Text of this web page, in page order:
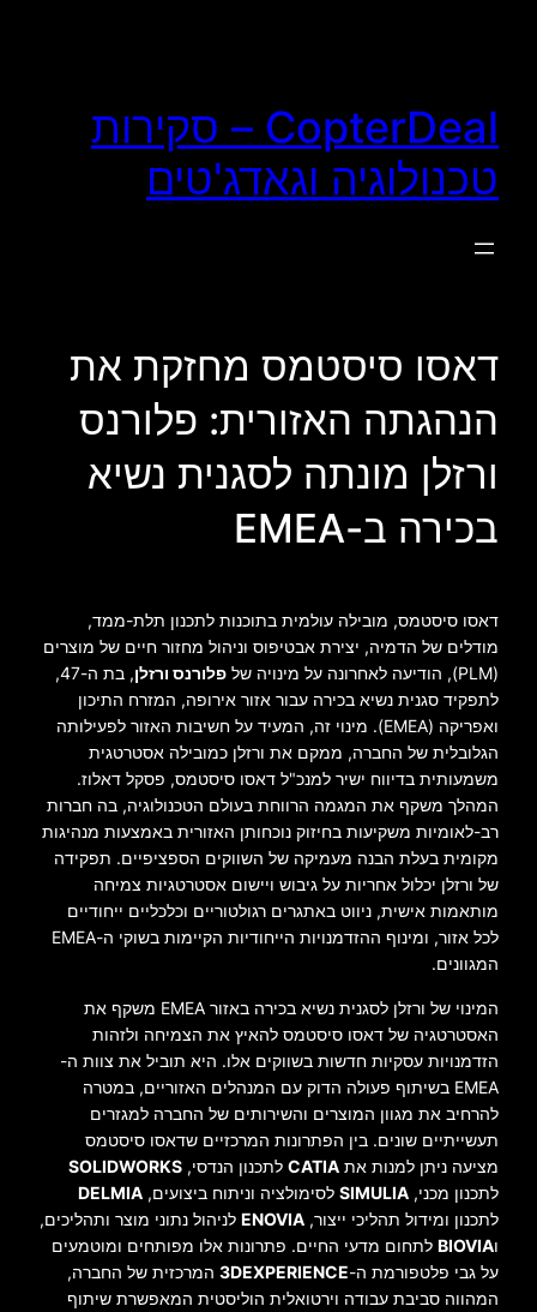
CopterDeal – סקירות
טכנולוגיה וגאדג'טים
דאסו סיסטמס מחזקת את
הנהגתה האזורית: פלורנס
ורזלן מונתה לסגנית נשיא
בכירה ב-EMEA
דאסו סיסטמס, מובילה עולמית בתוכנות לתכנון תלת-ממד,
מודלים של הדמיה, יצירת אבטיפוס וניהול מחזור חיים של מוצרים
(PLM), הודיעה לאחרונה על מינויה של
פלורנס ורזלן
, בת ה-47,
לתפקיד סגנית נשיא בכירה עבור אזור אירופה, המזרח התיכון
ואפריקה (EMEA). מינוי זה, המעיד על חשיבות האזור לפעילותה
הגלובלית של החברה, ממקם את ורזלן כמובילה אסטרטגית
משמעותית בדיווח ישיר למנכ"ל דאסו סיסטמס, פסקל דאלוז.
המהלך משקף את המגמה הרווחת בעולם הטכנולוגיה, בה חברות
רב-לאומיות משקיעות בחיזוק נוכחותן האזורית באמצעות מנהיגות
מקומית בעלת הבנה מעמיקה של השווקים הספציפיים. תפקידה
של ורזלן יכלול אחריות על גיבוש ויישום אסטרטגיות צמיחה
מותאמות אישית, ניווט באתגרים רגולטוריים וכלכליים ייחודיים
לכל אזור, ומינוף ההזדמנויות הייחודיות הקיימות בשוקי ה-EMEA
המגוונים.
המינוי של ורזלן לסגנית נשיא בכירה באזור EMEA משקף את
האסטרטגיה של דאסו סיסטמס להאיץ את הצמיחה ולזהות
הזדמנויות עסקיות חדשות בשווקים אלו. היא תוביל את צוות ה-
EMEA בשיתוף פעולה הדוק עם המנהלים האזוריים, במטרה
להרחיב את מגוון המוצרים והשירותים של החברה למגזרים
תעשייתיים שונים. בין הפתרונות המרכזיים שדאסו סיסטמס
מציעה ניתן למנות את CATIA לתכנון הנדסי, SOLIDWORKS
לתכנון מכני, SIMULIA לסימולציה וניתוח ביצועים, DELMIA
לתכנון ומידול תהליכי ייצור, ENOVIA לניהול נתוני מוצר ותהליכים,
וBIOVIA לתחום מדעי החיים. פתרונות אלו מפותחים ומוטמעים
על גבי פלטפורמת ה-3DEXPERIENCE המרכזית של החברה,
המהווה סביבת עבודה וירטואלית הוליסטית המאפשרת שיתוף